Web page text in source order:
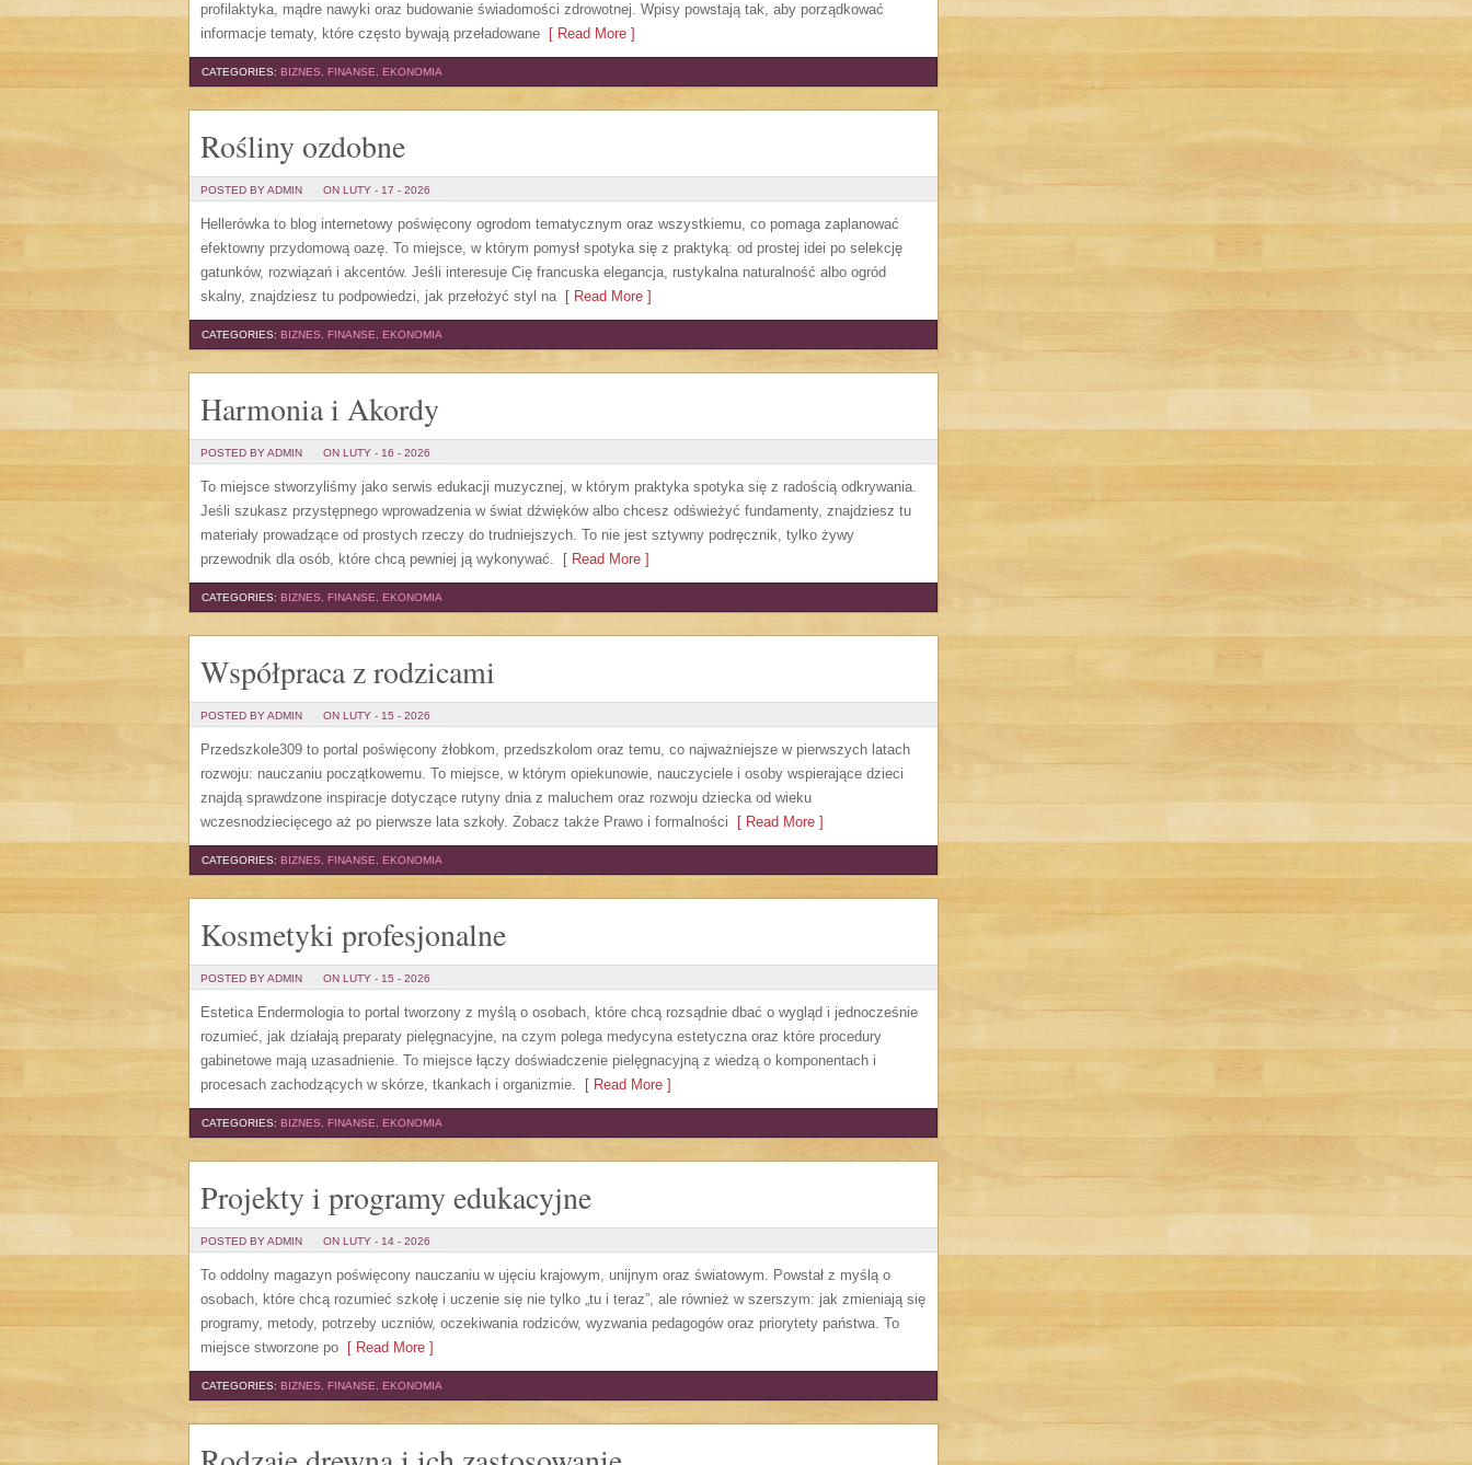
profilaktyka, mądre nawyki oraz budowanie świadomości zdrowotnej. Wpisy powstają tak, aby porządkować
informacje tematy, które często bywają przeładowane [ Read More ]
CATEGORIES: BIZNES, FINANSE, EKONOMIA
Rośliny ozdobne
POSTED BY ADMIN ON LUTY - 17 - 2026
Hellerówka to blog internetowy poświęcony ogrodom tematycznym oraz wszystkiemu, co pomaga zaplanować
efektowny przydomową oazę. To miejsce, w którym pomysł spotyka się z praktyką: od prostej idei po selekcję
gatunków, rozwiązań i akcentów. Jeśli interesuje Cię francuska elegancja, rustykalna naturalność albo ogród
skalny, znajdziesz tu podpowiedzi, jak przełożyć styl na[ Read More ]
CATEGORIES: BIZNES, FINANSE, EKONOMIA
Harmonia i Akordy
POSTED BY ADMIN ON LUTY - 16 - 2026
To miejsce stworzyliśmy jako serwis edukacji muzycznej, w którym praktyka spotyka się z radością odkrywania.
Jeśli szukasz przystępnego wprowadzenia w świat dźwięków albo chcesz odświeżyć fundamenty, znajdziesz tu
materiały prowadzące od prostych rzeczy do trudniejszych. To nie jest sztywny podręcznik, tylko żywy
przewodnik dla osób, które chcą pewniej ją wykonywać. [ Read More ]
CATEGORIES: BIZNES, FINANSE, EKONOMIA
Współpraca z rodzicami
POSTED BY ADMIN ON LUTY - 15 - 2026
Przedszkole309 to portal poświęcony żłobkom, przedszkolom oraz temu, co najważniejsze w pierwszych latach
rozwoju: nauczaniu początkowemu. To miejsce, w którym opiekunowie, nauczyciele i osoby wspierające dzieci
znajdą sprawdzone inspiracje dotyczące rutyny dnia z maluchem oraz rozwoju dziecka od wieku
wczesnodziecięcego aż po pierwsze lata szkoły. Zobacz także Prawo i formalności [ Read More ]
CATEGORIES: BIZNES, FINANSE, EKONOMIA
Kosmetyki profesjonalne
POSTED BY ADMIN ON LUTY - 15 - 2026
Estetica Endermologia to portal tworzony z myślą o osobach, które chcą rozsądnie dbać o wygląd i jednocześnie
rozumieć, jak działają preparaty pielęgnacyjne, na czym polega medycyna estetyczna oraz które procedury
gabinetowe mają uzasadnienie. To miejsce łączy doświadczenie pielęgnacyjną z wiedzą o komponentach i
procesach zachodzących w skórze, tkankach i organizmie. [ Read More ]
CATEGORIES: BIZNES, FINANSE, EKONOMIA
Projekty i programy edukacyjne
POSTED BY ADMIN ON LUTY - 14 - 2026
To oddolny magazyn poświęcony nauczaniu w ujęciu krajowym, unijnym oraz światowym. Powstał z myślą o
osobach, które chcą rozumieć szkołę i uczenie się nie tylko „tu i teraz”, ale również w szerszym: jak zmieniają się
programy, metody, potrzeby uczniów, oczekiwania rodziców, wyzwania pedagogów oraz priorytety państwa. To
miejsce stworzone po [ Read More ]
CATEGORIES: BIZNES, FINANSE, EKONOMIA